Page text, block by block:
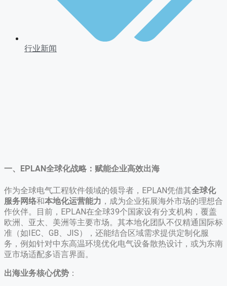
行业新闻
一、EPLAN全球化战略：赋能企业高效出海
作为全球电气工程软件领域的领导者，EPLAN凭借其全球化
服务网络和本地化运营能力 ，成为企业拓展海外市场的理想合
作伙伴。目前，EPLAN在全球39个国家设有分支机构，覆盖
欧洲、亚太、美洲等主要市场。其本地化团队不仅精通国际标
准（如IEC、GB、JIS），还能结合区域需求提供定制化服
务，例如针对中东高温环境优化电气设备散热设计，或为东南
亚市场适配多语言界面。
出海业务核心优势 ​：